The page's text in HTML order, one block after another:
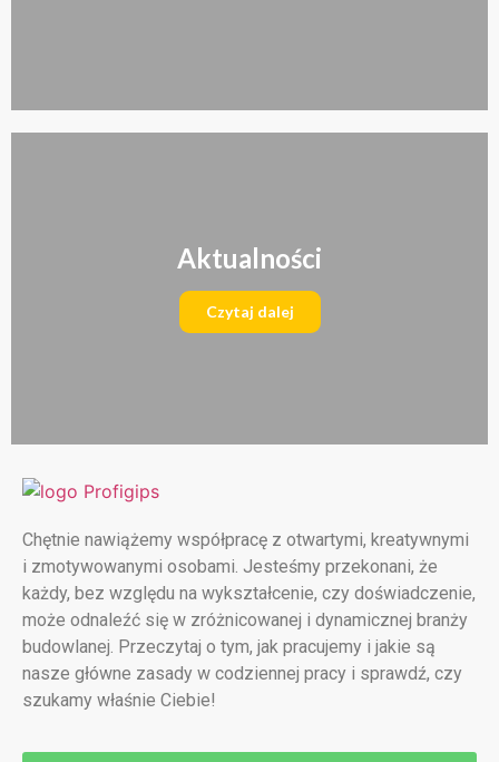
Aktualności
Czytaj dalej
Chętnie nawiążemy współpracę z otwartymi, kreatywnymi
i zmotywowanymi osobami. Jesteśmy przekonani, że
każdy, bez względu na wykształcenie, czy doświadczenie,
może odnaleźć się w zróżnicowanej i dynamicznej branży
budowlanej. Przeczytaj o tym, jak pracujemy i jakie są
nasze główne zasady w codziennej pracy i sprawdź, czy
szukamy właśnie Ciebie!